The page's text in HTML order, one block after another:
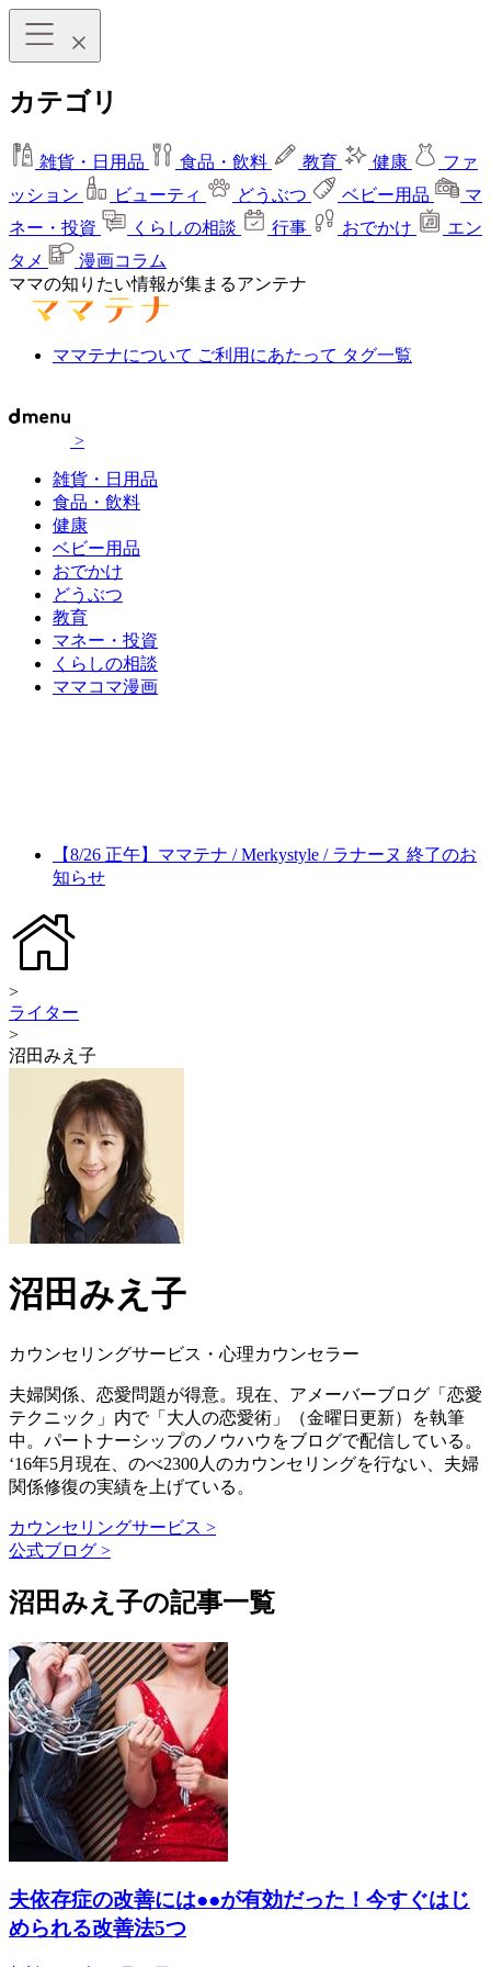
カテゴリ
雑貨・日用品 食品・飲料 教育 健康
ファ
ッション
ビューティ どうぶつ ベビー用品
マ
ネー・投資
くらしの相談 行事 おでかけ
エン
タメ
漫画コラム
ママの知りたい情報が集まるアンテナ
ママテナについて ご利用にあたって タグ一覧
>
雑貨・日用品
食品・飲料
健康
ベビー用品
おでかけ
どうぶつ
教育
マネー・投資
くらしの相談
ママコマ漫画
【8/26 正午】ママテナ / Merkystyle / ラナーヌ 終了のお
知らせ
>
ライター
>
沼田みえ子
沼田みえ子
カウンセリングサービス・心理カウンセラー
夫婦関係、恋愛問題が得意。現在、アメーバーブログ「恋愛
テクニック」内で「大人の恋愛術」（金曜日更新）を執筆
中。パートナーシップのノウハウをブログで配信している。
‘16年5月現在、のべ2300人のカウンセリングを行ない、夫婦
関係修復の実績を上げている。
カウンセリングサービス >
公式ブログ >
沼田みえ子の記事一覧
夫依存症の改善には●●が有効だった！今すぐはじ
められる改善法5つ